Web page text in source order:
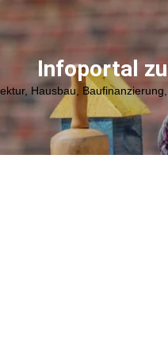
Infoportal
Hausbau,